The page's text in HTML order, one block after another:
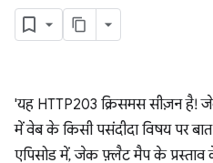
'यह HTTP203 क्रिसमस सीज़न है!
में वेब के किसी पसंदीदा विषय पर
एपिसोड में, जेक फ़्लैट मैप के प्रस्ताव